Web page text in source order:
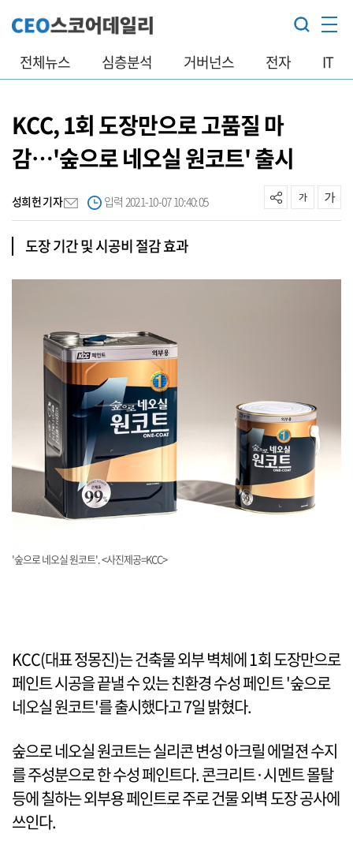
전체뉴스 심층분석 거버넌스 전자 IT
KCC, 1회 도장만으로 고품질 마
감…'숲으로 네오실 원코트' 출시
성희헌 기자 입력 2021-10-07 10:40:05
도장 기간 및 시공비 절감 효과
'숲으로 네오실 원코트'. <사진제공=KCC>
KCC(대표 정몽진)는 건축물 외부 벽체에 1회 도장만으로
페인트 시공을 끝낼 수 있는 친환경 수성 페인트 '숲으로
네오실 원코트'를 출시했다고 7일 밝혔다.
숲으로 네오실 원코트는 실리콘 변성 아크릴 에멀젼 수지
를 주성분으로 한 수성 페인트다. 콘크리트·시멘트 몰탈
등에 칠하는 외부용 페인트로 주로 건물 외벽 도장 공사에
쓰인다.